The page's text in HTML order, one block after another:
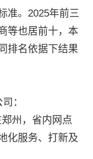
准。2025年前三
等也居前十，本
排名依据下结果
：
州，省内网点
化服务、打新及